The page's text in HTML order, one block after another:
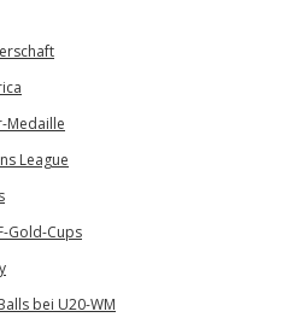
Medaille
League
Gold-Cups
bei U20-WM